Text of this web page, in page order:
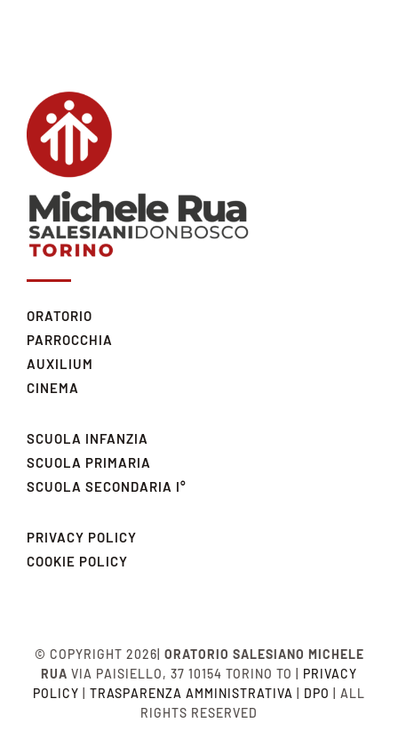
ORATORIO
PARROCCHIA
AUXILIUM
CINEMA
SCUOLA INFANZIA
SCUOLA PRIMARIA
SCUOLA SECONDARIA I°
PRIVACY POLICY
COOKIE POLICY
© COPYRIGHT 2026| ORATORIO SALESIANO MICHELE
RUA VIA PAISIELLO, 37 10154 TORINO TO | PRIVACY
POLICY
TRASPARENZA AMMINISTRATIVA DPO
| ALL
RIGHTS RESERVED